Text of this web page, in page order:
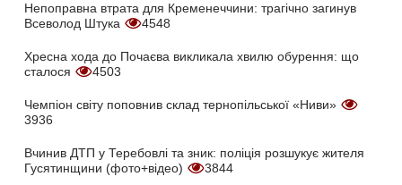
Непоправна втрата для Кременеччини: трагічно загинув
Всеволод Штука
4548
Хресна хода до Почаєва викликала хвилю обурення: що
сталося
4503
Чемпіон світу поповнив склад тернопільської «Ниви»
3936
Вчинив ДТП у Теребовлі та зник: поліція розшукує жителя
Гусятинщини (фото+відео)
3844